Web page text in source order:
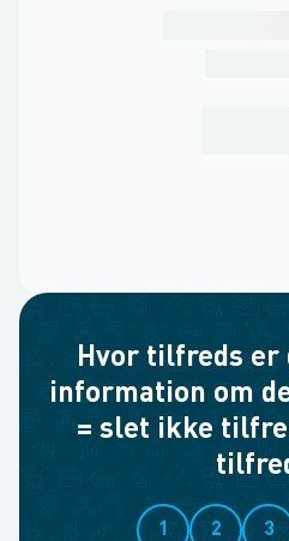
Hvor tilfreds er
information om
= slet ikke
1 2 3